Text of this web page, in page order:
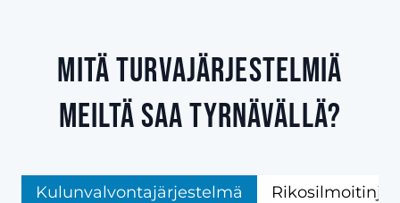
Mitä turvajärjestelmiä
meiltä saa Tyrnävällä?
Kulunvalvontajärjestelmä